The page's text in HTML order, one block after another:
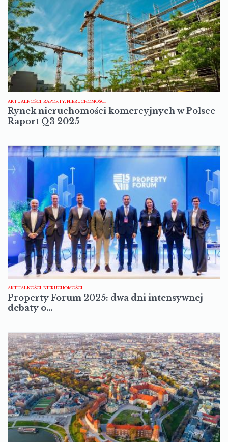
AKTUALNOŚCI, RAPORTY, NIERUCHOMOŚCI
Rynek nieruchomości komercyjnych w Polsce
Raport Q3 2025
AKTUALNOŚCI, NIERUCHOMOŚCI
Property Forum 2025: dwa dni intensywnej
debaty o…